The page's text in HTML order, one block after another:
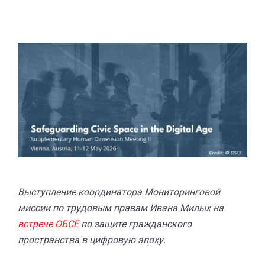
Выступление координатора Мониторинговой
миссии по трудовым правам Ивана Милых на
встрече ОБСЕпо защите гражданского
пространства в цифровую эпоху.